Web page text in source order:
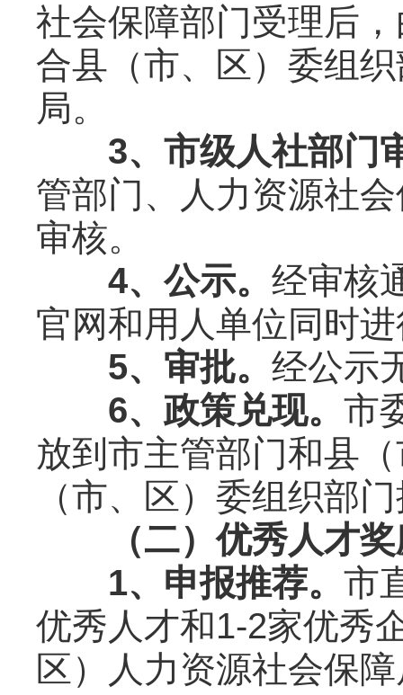
社会保障部门受理后
合县（市、区）委组
局。
3、市级人社部门
管部门、人力资源社
审核。
4、公示。 经审核
官网和用人单位同时
5、审批。 经公示
6、政策兑现。 市
放到市主管部门和县
（市、区）委组织部
（二）优秀人才
1、申报推荐。 市
优秀人才和1-2家优秀
区）人力资源社会保